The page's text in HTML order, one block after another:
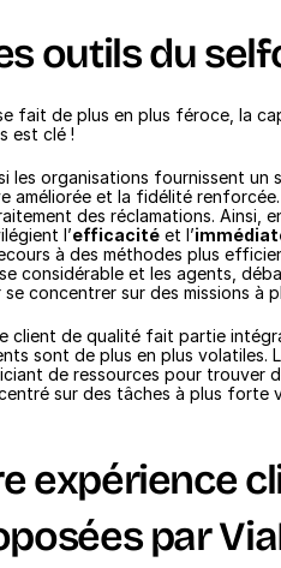
outils du
fait de plus en plus féroce, la
est clé !
les organisations fournissent
améliorée et la fidélité
des réclamations. Ainsi,
l’efficacité et l’
à des méthodes plus
considérable et les agents,
concentrer sur des missions à
client de qualité fait partie
sont de plus en plus volatiles.
sur des tâches à plus forte
expérience
par